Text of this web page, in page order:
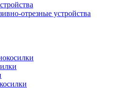
отрезные устройства